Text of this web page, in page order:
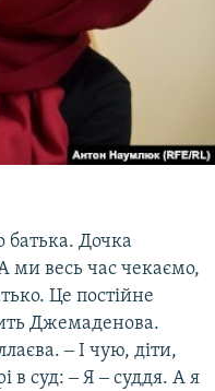
батька. Дочка
ми весь час чекаємо,
Це постійне
Джемаденова.
‒ І чую, діти,
в суд: ‒ Я ‒ суддя. А я